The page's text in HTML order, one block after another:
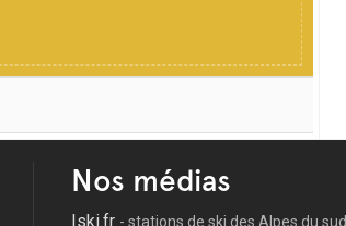
Nos médias
Iski.fr - stations de ski des Alpes du sud